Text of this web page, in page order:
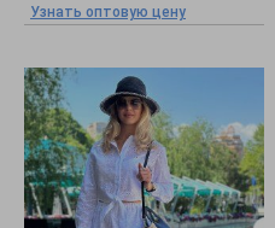
Узнать оптовую цену